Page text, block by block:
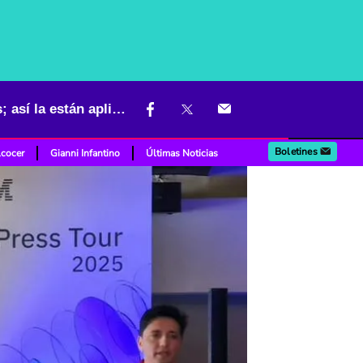
La IA puso a acelerar a la Fórmula 1, el fútbol, tenis y más deportes; así la están aplicando
Gianni Infantino Últimas Noticias Boletines